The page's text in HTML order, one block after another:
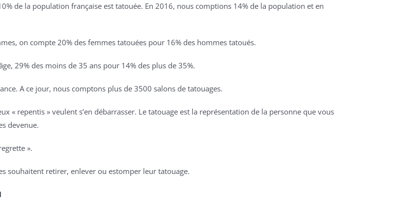
de la population française est tatouée. En 2016, nous comptions 14% de la population et en
on compte 20% des femmes tatouées pour 16% des hommes tatoués.
29% des moins de 35 ans pour 14% des plus de 35%.
A ce jour, nous comptons plus de 3500 salons de tatouages.
« repentis » veulent s’en débarrasser. Le tatouage est la représentation de la personne que vous
devenue.
».
souhaitent retirer, enlever ou estomper leur tatouage.